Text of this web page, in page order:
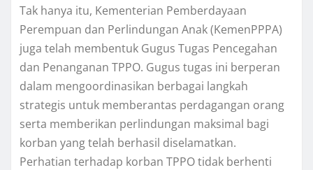
Tak hanya itu, Kementerian Pemberdayaan
Perempuan dan Perlindungan Anak (KemenPPPA)
juga telah membentuk Gugus Tugas Pencegahan
dan Penanganan TPPO. Gugus tugas ini berperan
dalam mengoordinasikan berbagai langkah
strategis untuk memberantas perdagangan orang
serta memberikan perlindungan maksimal bagi
korban yang telah berhasil diselamatkan.
Perhatian terhadap korban TPPO tidak berhenti